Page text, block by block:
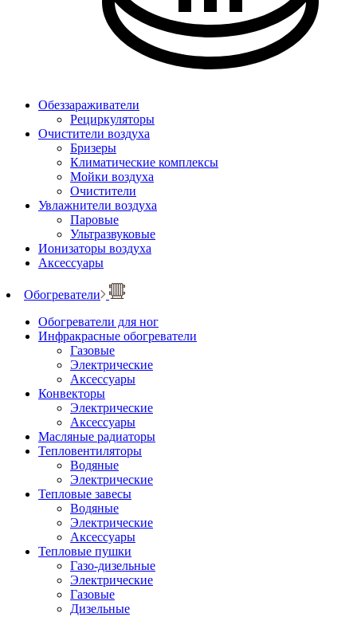
Обеззараживатели
Рециркуляторы
Очистители воздуха
Бризеры
Климатические комплексы
Мойки воздуха
Очистители
Увлажнители воздуха
Паровые
Ультразвуковые
Ионизаторы воздуха
Аксессуары
Обогреватели
Обогреватели для ног
Инфракрасные обогреватели
Газовые
Электрические
Аксессуары
Конвекторы
Электрические
Аксессуары
Масляные радиаторы
Тепловентиляторы
Водяные
Электрические
Тепловые завесы
Водяные
Электрические
Аксессуары
Тепловые пушки
Газо-дизельные
Электрические
Газовые
Дизельные